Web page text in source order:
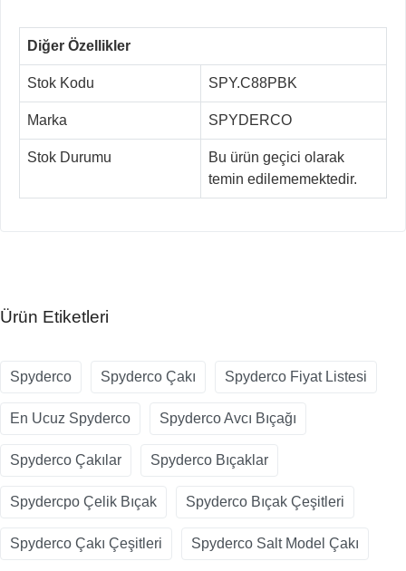
Diğer Özellikler
Stok Kodu SPY.C88PBK
Marka SPYDERCO
Stok Durumu
Bu ürün geçici olarak
temin edilememektedir.
Ürün Etiketleri
Spyderco Spyderco Çakı Spyderco Fiyat Listesi
En Ucuz Spyderco Spyderco Avcı Bıçağı
Spyderco Çakılar Spyderco Bıçaklar
Spydercpo Çelik Bıçak Spyderco Bıçak Çeşitleri
Spyderco Çakı Çeşitleri Spyderco Salt Model Çakı